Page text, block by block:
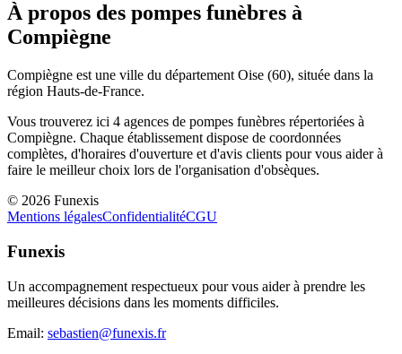
À propos des pompes funèbres à
Compiègne
Compiègne est une ville du département Oise (60), située dans la
région Hauts-de-France.
Vous trouverez ici 4 agences de pompes funèbres répertoriées à
Compiègne. Chaque établissement dispose de coordonnées
complètes, d'horaires d'ouverture et d'avis clients pour vous aider à
faire le meilleur choix lors de l'organisation d'obsèques.
© 2026 Funexis
Mentions légalesConfidentialitéCGU
Funexis
Un accompagnement respectueux pour vous aider à prendre les
meilleures décisions dans les moments difficiles.
Email: sebastien@funexis.fr